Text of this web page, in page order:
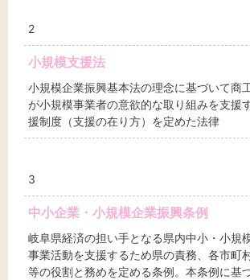
2
小規模支援法
小規模企業振興基本法の理念に基づいて商
が小規模事業者の意欲的な取り組みを支援
援制度（支援の在り方）を定めた法律
3
中小企業・小規模企業振興条例
岐阜県経済の担い手となる県内中小・小規
事業活動を支援するため県の責務、各市町
等の役割と務めを定める条例。本条例に基